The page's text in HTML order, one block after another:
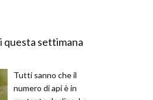
questa settimana
Tutti sanno che il
numero di api è in